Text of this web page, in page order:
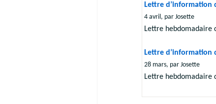
Lettre d’information
4 avril, par Josette
Lettre hebdomadaire
Lettre d’information
28 mars, par Josette
Lettre hebdomadaire